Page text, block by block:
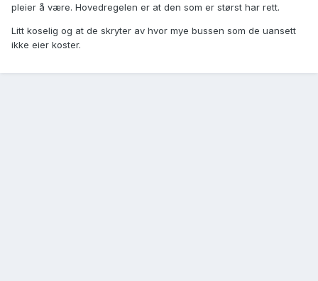
pleier å være. Hovedregelen er at den som er størst har rett.
Litt koselig og at de skryter av hvor mye bussen som de uansett
ikke eier koster.